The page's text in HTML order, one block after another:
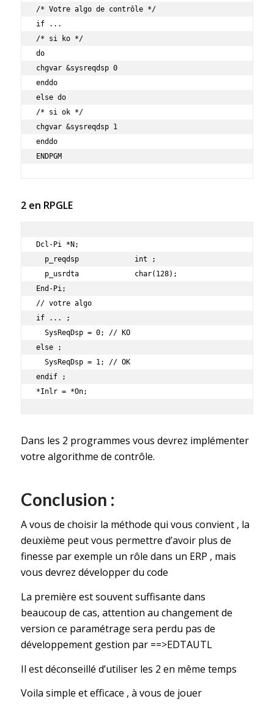
/* Votre algo de contrôle */
if ...
/* si ko */
do
chgvar &sysreqdsp 0
enddo
else do
/* si ok */
chgvar &sysreqdsp 1
enddo
ENDPGM
2 en RPGLE
Dcl-Pi *N;
End-Pi;
// votre algo
if ... ;
else ;
endif ;
*Inlr = *On;
Dans les 2 programmes vous devrez implémenter
votre algorithme de contrôle.
Conclusion :
A vous de choisir la méthode qui vous convient , la
deuxième peut vous permettre d’avoir plus de
finesse par exemple un rôle dans un ERP , mais
vous devrez développer du code
La première est souvent suffisante dans
beaucoup de cas, attention au changement de
version ce paramétrage sera perdu pas de
développement gestion par ==>EDTAUTL
Il est déconseillé d’utiliser les 2 en même temps
Voila simple et efficace , à vous de jouer